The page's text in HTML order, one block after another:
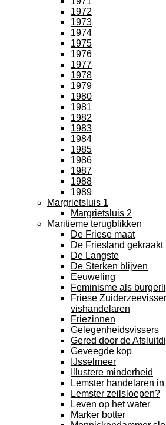
1972
1973
1974
1975
1976
1977
1978
1979
1980
1981
1982
1983
1984
1985
1986
1987
1988
1989
Margrietsluis 1
Margrietsluis 2
Maritieme terugblikken
De Friese maat
De Friesland gekraakt
De Langste
De Sterken blijven
Eeuweling
Feminisme als
Friese
vishandelaren
Friezinnen
Gelegenheidsvissers
Gered door de
Geveegde kop
IJsselmeer
Illustere minderheid
Lemster handelaren
Lemster zeilsloepen?
Leven op het water
Marker botter